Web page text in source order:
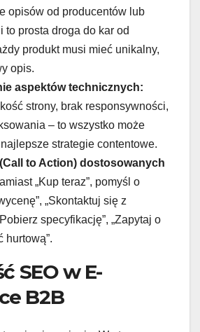
opisów od producentów lub
to prosta droga do kar od
produkt musi mieć unikalny,
opis.
aspektów technicznych:
strony, brak responsywności,
– to wszystko może
strategie contentowe.
to Action) dostosowanych
„Kup teraz”, pomyśl o
„Skontaktuj się z
specyfikację”, „Zapytaj o
hurtową”.
SEO w E-
B2B